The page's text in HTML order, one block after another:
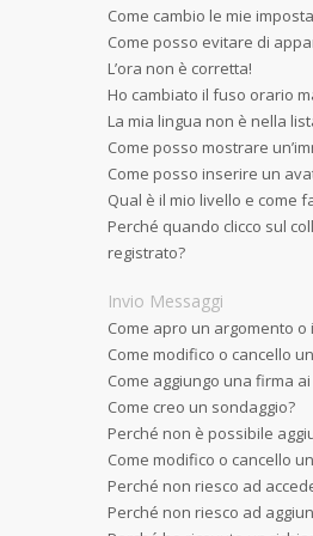
Come cambio le mie
Come posso evitare di
L’ora non è corretta!
Ho cambiato il fuso orario
La mia lingua non è nella
Come posso mostrare
Come posso inserire un
Qual è il mio livello e come
Perché quando clicco sul
registrato?
Invio Messaggi
Come apro un argomento
Come modifico o cancello
Come aggiungo una firma
Come creo un sondaggio?
Perché non è possibile
Come modifico o cancello
Perché non riesco ad
Perché non riesco ad